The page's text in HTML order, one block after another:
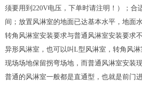
须要用到220V电压，下单时请注明！）；合
间；放置风淋室的地面已达基本水平，地面
转角风淋室安装要求与普通风淋室安装要求
异形风淋室，也可以叫L型风淋室，转角风
现场场地保留拐弯场地，而普通风淋室安装
普通的风淋室一般都是直通型，也就是前门